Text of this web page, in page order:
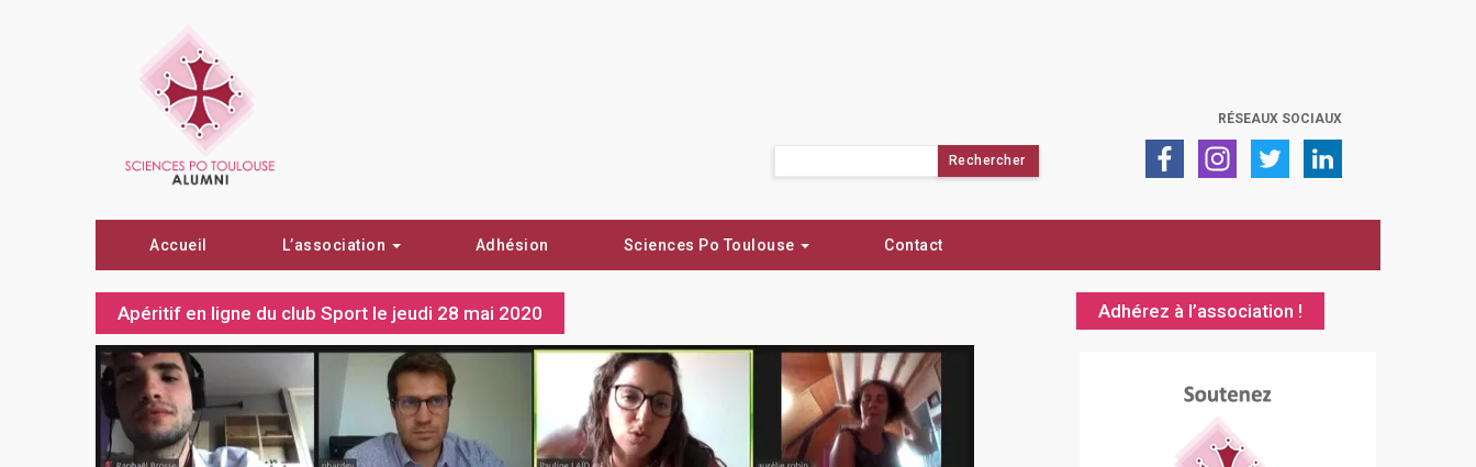
RÉSEAUX SOCIAUX
Accueil L’association Adhésion Sciences Po Toulouse Contact
Apéritif en ligne du club Sport le jeudi 28 mai 2020 Adhérez à l’association !